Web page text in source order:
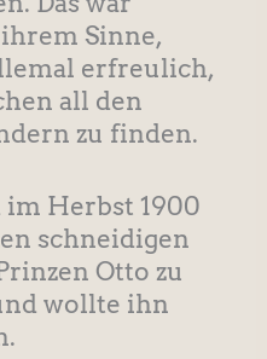
Sinne,
erfreulich,
all den
zu finden.
im Herbst 1900
schneidigen
Otto zu
wollte ihn